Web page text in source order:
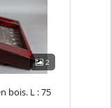
2
bois. L : 75